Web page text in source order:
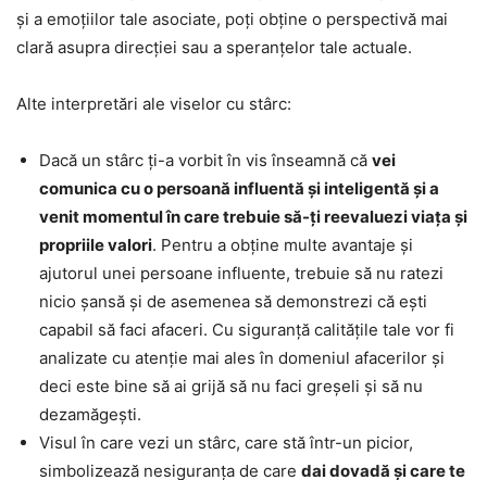
și a emoțiilor tale asociate, poți obține o perspectivă mai
clară asupra direcției sau a speranțelor tale actuale.
Alte interpretări ale viselor cu stârc:
Dacă un stârc ți-a vorbit în vis înseamnă că vei
comunica cu o persoană influentă și inteligentă și a
venit momentul în care trebuie să-ți reevaluezi viața și
propriile valori. Pentru a obține multe avantaje și
ajutorul unei persoane influente, trebuie să nu ratezi
nicio șansă și de asemenea să demonstrezi că ești
capabil să faci afaceri. Cu siguranță calitățile tale vor fi
analizate cu atenție mai ales în domeniul afacerilor și
deci este bine să ai grijă să nu faci greșeli și să nu
dezamăgești.
Visul în care vezi un stârc, care stă într-un picior,
simbolizează nesiguranța de care dai dovadă și care te